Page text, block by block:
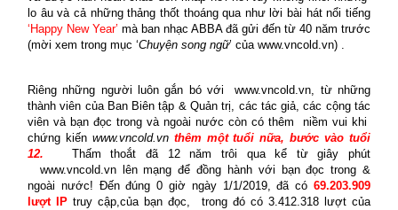
lo âu và cả những thảng thốt thoáng qua như lời bài hát nổi tiếng
‘Happy New Year’ mà ban nhạc ABBA đã gửi đến từ 40 năm trước
(mời xem trong mục ‘Chuyện song ngữ’ của www.vncold.vn) .
Riêng những người luôn gắn bó với
www.vncold.vn, từ những
thành viên của Ban Biên tập & Quản trị, các tác giả, các cộng tác
viên và bạn đọc trong và ngoài nước còn có thêm
niềm vui khi
chứng kiến www.vncold.vn thêm một tuổi nữa, bước vào tuổi
12.
Thấm thoắt đã 12 năm trôi qua kể từ giây phút
www.vncold.vn lên mạng để đồng hành với bạn đọc trong &
ngoài nước! Đến đúng 0 giờ ngày 1/1/2019, đã có 69.203.909
lượt IPtruy cập,của bạn đọc,
trong đó có 3.412.318 lượt của